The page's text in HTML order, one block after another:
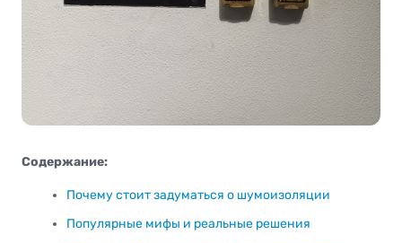
Содержание:
Почему стоит задуматься о шумоизоляции
Популярные мифы и реальные решения